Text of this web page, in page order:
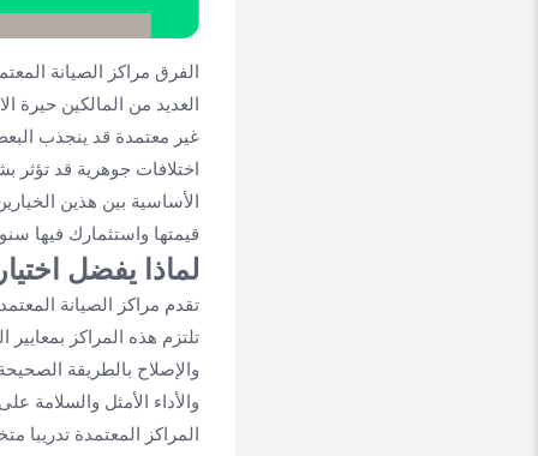
الفرق مراكز الصيانة
العديد من المالكين حيرة
غير معتمدة قد ينجذب
اختلافات جوهرية قد تؤثر
الأساسية بين هذين
قيمتها واستثمارك فيها
لماذا يفضل
تقدم مراكز الصيانة
تلتزم هذه المراكز
والإصلاح بالطريقة
والأداء الأمثل والسلامة
المراكز المعتمدة